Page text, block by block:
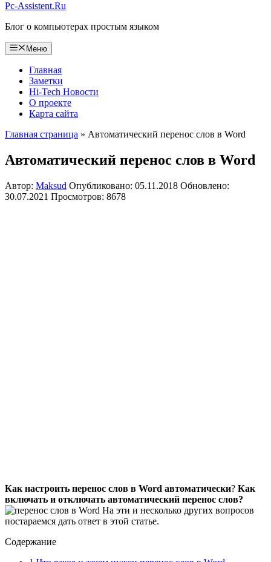
Pc-Assistent.Ru
Блог о компьютерах простым языком
Меню
Главная
Заметки
Hi-Tech Новости
О проекте
Карта сайта
Главная страница » Автоматический перенос слов в Word
Автоматический перенос слов в Word
Автор: Maksud Опубликовано: 05.11.2018 Обновлено:
30.07.2021 Просмотров: 8678
Как настроить перенос слов в Word автоматически? Как
включать и отключать автоматический перенос слов?
На эти и несколько других вопросов
постараемся дать ответ в этой статье.
Содержание